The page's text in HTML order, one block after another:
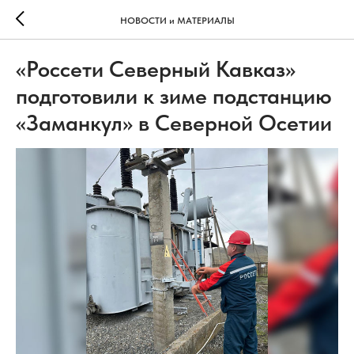
НОВОСТИ и МАТЕРИАЛЫ
«Россети Северный Кавказ»
подготовили к зиме подстанцию
«Заманкул» в Северной Осетии